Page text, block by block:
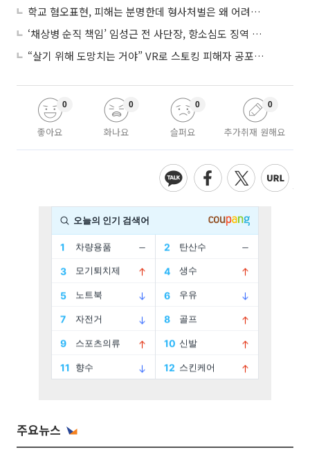
학교 혐오표현, 피해는 분명한데 형사처벌은 왜 어려울까?
‘채상병 순직 책임’ 임성근 전 사단장, 항소심도 징역 3년
“살기 위해 도망치는 거야” VR로 스토킹 피해자 공포 마주한 수형자들
좋아요
0
화나요
0
슬퍼요
0
추가취재 원해요
0
주요뉴스